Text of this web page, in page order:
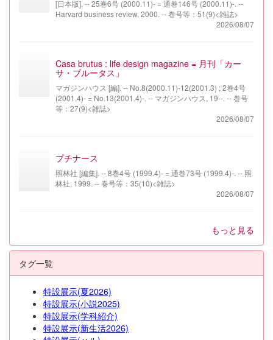
[日本版]. -- 25巻6号 (2000.11)- = 通巻146号 (2000.11)-. --
Harvard business review, 2000. -- 巻号等：51(9)<雑誌>
2026/08/07
Casa brutus : life design magazine = 月刊「カー
サ・ブルータス」
マガジンハウス [編]. -- No.8(2000.11)-12(2001.3) ; 2巻4号
(2001.4)- = No.13(2001.4)-. -- マガジンハウス, 19--. -- 巻号
等：27(9)<雑誌>
2026/08/07
プチナース
照林社 [編集]. -- 8巻4号 (1999.4)- = 通巻73号 (1999.4)-. -- 照
林社, 1999. -- 巻号等：35(10)<雑誌>
2026/08/07
もっと見る
タグ一覧
特設展示(夏2026)
特設展示(小説2025)
特設展示(学科紹介)
特設展示(新生活2026)